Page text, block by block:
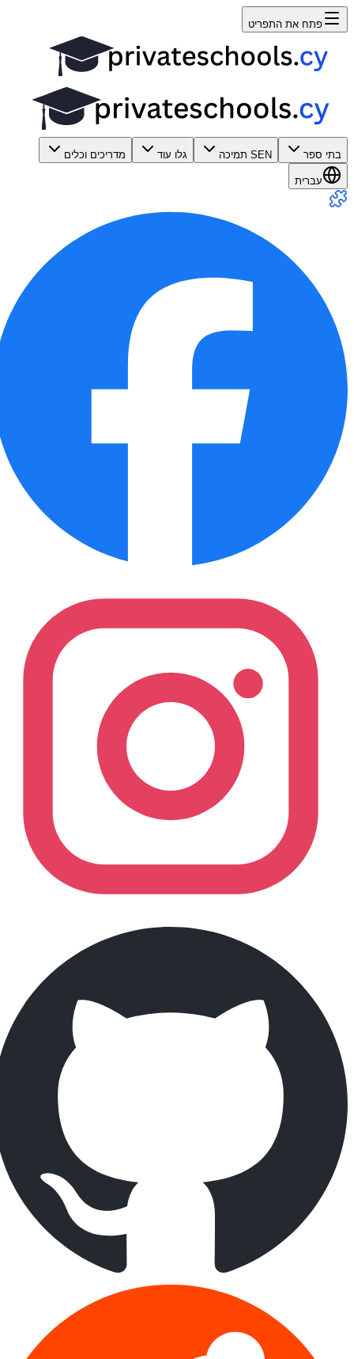
פתח את התפריט
בתי ספר SEN תמיכה גלו עוד מדריכים וכלים
עברית